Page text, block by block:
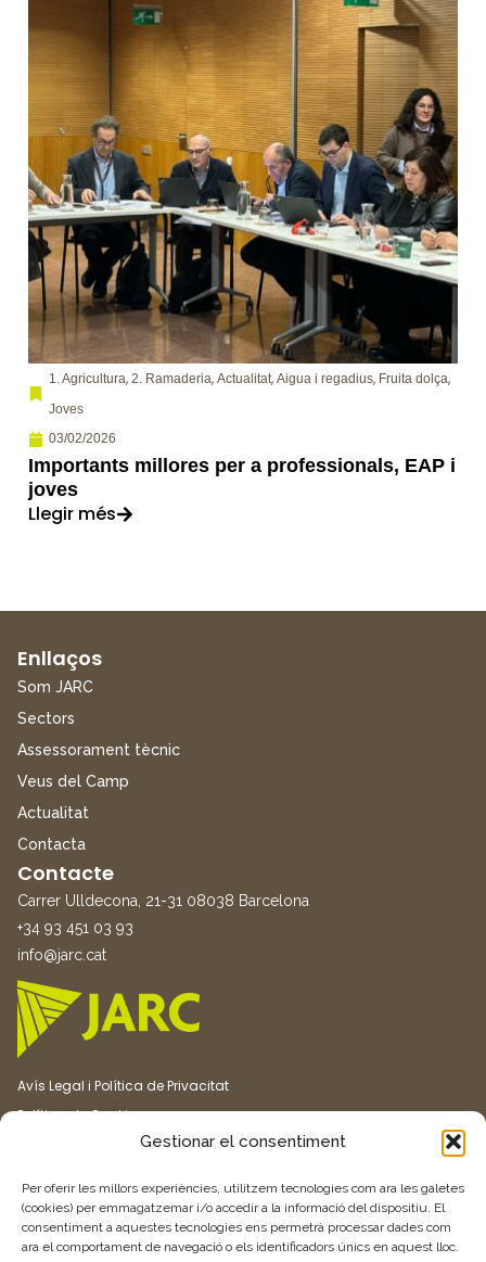
Gestionar el consentiment
Per oferir les millors experiències, utilitzem tecnologies com ara les galetes
(cookies) per emmagatzemar i/o accedir a la informació del dispositiu. El
consentiment a aquestes tecnologies ens permetrà processar dades com
ara el comportament de navegació o els identificadors únics en aquest lloc.
1. Agricultura, 2. Ramaderia, Actualitat, Aigua i regadius, Fruita dolça,
Joves
03/02/2026
Importants millores per a professionals, EAP i
joves
Llegir més
Enllaços
Som JARC
Sectors
Assessorament tècnic
Veus del Camp
Actualitat
Contacta
Contacte
Carrer Ulldecona, 21-31 08038 Barcelona
+34 93 451 03 93
info@jarc.cat
Avís Legal i Política de Privacitat
Política de Cookies
Vull rebre més informació